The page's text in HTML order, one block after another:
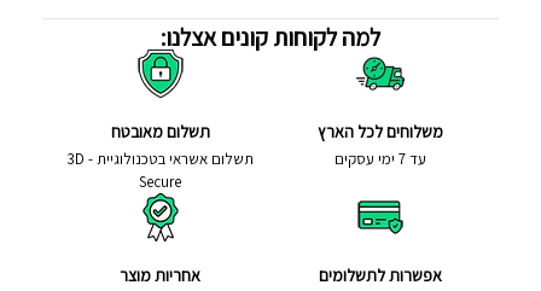
למה לקוחות קונים אצלנו:
משלוחים לכל הארץ
עד 7 ימי עסקים
תשלום מאובטח
תשלום אשראי בטכנולוגיית - 3D
Secure
אפשרות לתשלומים אחריות מוצר